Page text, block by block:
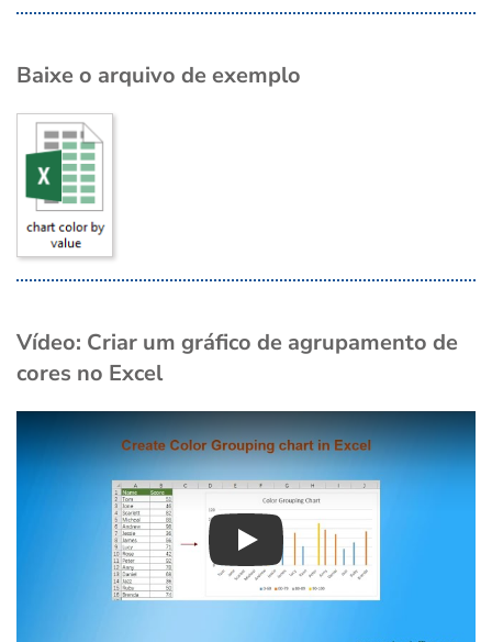
Baixe o arquivo de exemplo
Vídeo: Criar um gráfico de agrupamento de
cores no Excel
Play